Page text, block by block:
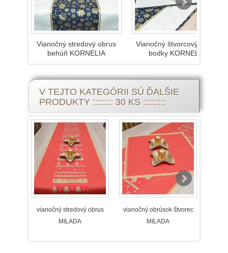
Vianočný stredový obrus
behúň KORNELIA
Vianočný štvorcový obrus
bodky KORNELIA
V TEJTO KATEGÓRII SÚ ĎALŠIE
PRODUKTY :::::::: 30 KS :::::::::
vianočný stredový obrus
MILADA
vianočný obrúsok štvorec
MILADA